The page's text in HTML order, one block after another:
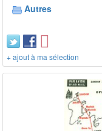
Autres
+ ajout à ma sélection